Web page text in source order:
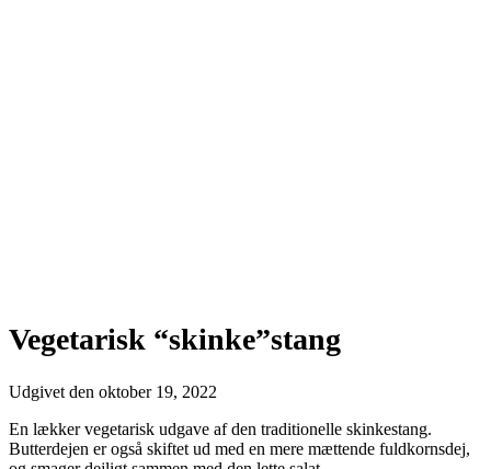
Vegetarisk “skinke”stang
Udgivet den oktober 19, 2022
En lækker vegetarisk udgave af den traditionelle skinkestang.
Butterdejen er også skiftet ud med en mere mættende fuldkornsdej,